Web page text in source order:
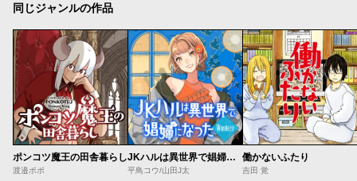
同じジャンルの作品
ポンコツ魔王の田舎暮らし
渡邉ポポ
JKハルは異世界で娼婦になった Winter
平鳥コウ/山田J太
働かないふたり
吉田 覚